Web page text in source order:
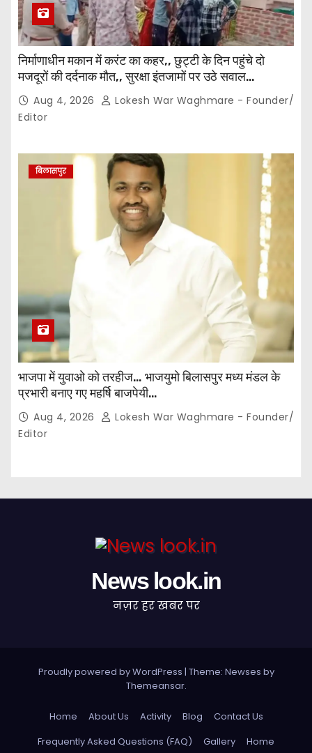
निर्माणाधीन मकान में करंट का कहर,, छुट्टी के दिन पहुंचे दो
मजदूरों की दर्दनाक मौत,, सुरक्षा इंतजामों पर उठे सवाल…
Aug 4, 2026
Lokesh War Waghmare - Founder/
Editor
बिलासपुर
भाजपा में युवाओ को तरहीज… भाजयुमो बिलासपुर मध्य मंडल के
प्रभारी बनाए गए महर्षि बाजपेयी…
Aug 4, 2026
Lokesh War Waghmare - Founder/
Editor
News look.in
नज़र हर खबर पर
Proudly powered by WordPress | Theme: Newses by
Themeansar.
Home About Us Activity Blog
Contact Us
Frequently Asked Questions (FAQ)
Gallery Home